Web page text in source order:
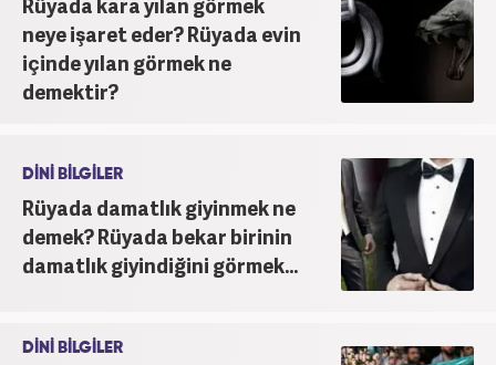
neye işaret eder? Rüyada evin
içinde yılan görmek ne
demektir?
DİNİ BİLGİLER
Rüyada damatlık giyinmek ne
demek? Rüyada bekar birinin
damatlık giyindiğini görmek...
DİNİ BİLGİLER